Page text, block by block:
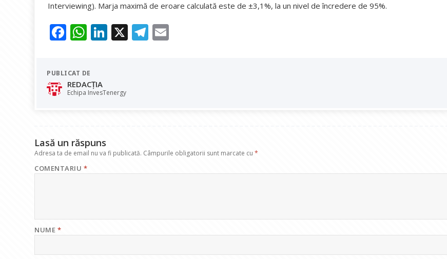
Interviewing). Marja maximă de eroare calculată este de ±3,1%, la un nivel de încredere de 95%.
F
e
b
o
W
at
s
A
Li
dI
X T
PUBLICAT DE
REDACȚIA
Echipa InvesTenergy
Lasă un răspuns
Adresa ta de email nu va fi publicată. Câmpurile obligatorii sunt marcate cu*
COMENTARIU *
NUME *